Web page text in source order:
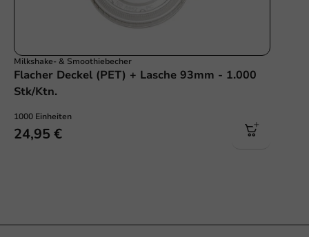
Milkshake- & Smoothiebecher
Flacher Deckel (PET) + Lasche 93mm - 1.000
Stk/Ktn.
1000 Einheiten
24,95 €